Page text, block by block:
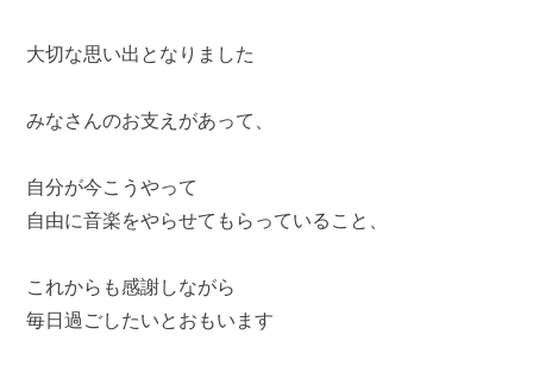
大切な思い出となりました
みなさんのお支えがあって、
自分が今こうやって
自由に音楽をやらせてもらっていること、
これからも感謝しながら
毎日過ごしたいとおもいます